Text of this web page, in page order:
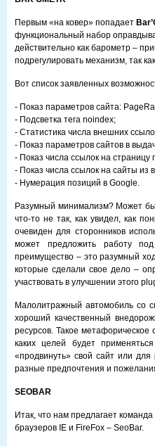
Первым «на ковер» попадает
функциональный набор
действительно как барометр –
подрегулировать механизм, так
Вот список заявленных
- Показ параметров сайта:
- Подсветка тега noindex;
- Статистика числа внешних
- Показ параметров сайтов в
- Показ числа ссылок на
- Показ числа ссылок на сайты из
- Нумерация позиций в Google.
Разумный минимализм? Может
что-то не так, как увидел, как
очевиден для сторонников
может предложить работу
преимущество – это разумный
которые сделали свое дело –
участвовать в улучшении этого
Малолитражный автомобиль со
хороший качественный
ресурсов. Такое
каких целей будет
«продвинуть» свой сайт или
разные предпочтения и
SEOBAR
Итак, что нам предлагает
браузеров IE и FireFox – SeoBar.